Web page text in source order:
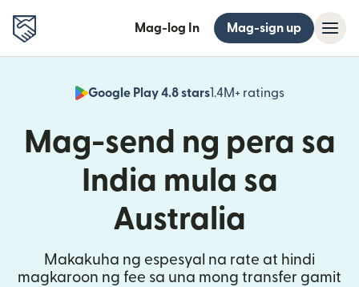
Mag-log In Mag-sign up
Google Play 4.8 stars1.4M+ ratings
(bubukas
Mag-send ng pera sa
India mula sa
Australia
Makakuha ng espesyal na rate at hindi
magkaroon ng fee sa una mong transfer gamit